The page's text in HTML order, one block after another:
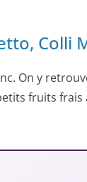
Colli
On y
fruits frais